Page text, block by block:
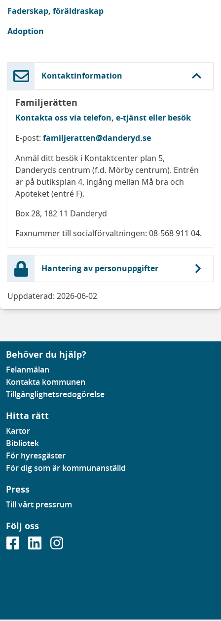
Faderskap, föräldraskap
Adoption
Kontaktinformation
Familjerätten
Kontakta oss via telefon, e-tjänst eller besök
E-post: familjeratten@danderyd.se
Anmäl ditt besök i Kontaktcenter plan 5,
Danderyds centrum (f.d. Mörby centrum). Entrén
är på butiksplan 4, ingång mellan Må bra och
Apoteket (entré F).
Box 28, 182 11 Danderyd
Faxnummer till socialförvaltningen: 08-568 911 04.
Hantering av personuppgifter
Uppdaterad: 2026-06-02
Behöver du hjälp?
Felanmälan
Kontakta kommunen
Tillgänglighetsredogörelse
Hitta rätt
Kartor
Bibliotek
För hyresgäster
För dig som är kommunanställd
Press
Till vårt pressrum
Följ oss